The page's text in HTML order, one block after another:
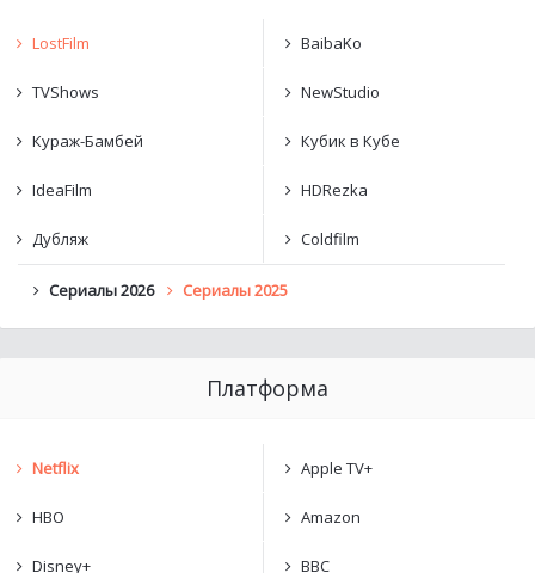
LostFilm BaibaKo
TVShows NewStudio
Кураж-Бамбей Кубик в Кубе
IdeaFilm HDRezka
Дубляж Coldfilm
Сериалы 2026 Сериалы 2025
Платформа
Netflix Apple TV+
HBO Amazon
Disney+ BBC